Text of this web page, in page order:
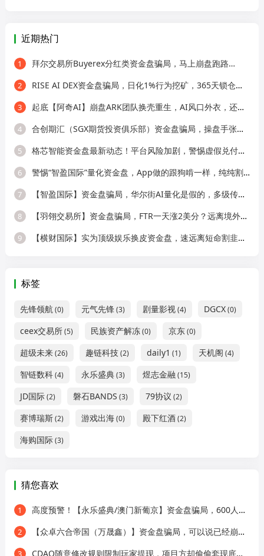
近期热门
1 拜尔交易所Buyerex分红类资金盘骗局，马上崩盘跑路…
2 RISE AI DEX资金盘骗局，日化1%行为挖矿，365天锁仓，纯庞氏骗局
3 起底【阿奇AI】崩盘ARK团队换壳重生，AI风口外衣，还是老牌分销套路！
4 合创期汇（SGX期货投资俱乐部）资金盘骗局，操盘手张奕多次收割山东会员，看
5 格芯智能资金盘最新动态！平台风险加剧，警惕虚假兑付二次诈骗！
6 警惕“智盈国际”量化资金盘，App做的跟狗啃一样，纯纯割韭菜！
7 【智盈国际】资金盘骗局，华尔街AI量化是假的，多级传销圈钱是真的！
8 【羽翎交易所】资金盘骗局，FTR一天涨2美分？远离境外园区杀猪盘！
9 【横财国际】实为顶级娱乐换皮资金盘，速远离短命割韭菜盘！
标签
先锋领航(0) 元气先锋(3) 剧量影视(4) DGCX(0)
ceex交易所(5) 民族资产解冻(0) 京东(0)
超级未来(26) 趣链科技(2) daily1 (1) 天机阁 (4)
智链数科(4) 永乐盛典(3) 煜志金融 (15)
JD国际(2) 磐石BANDS (3) 79协议 (2)
赛博瑞斯(2) 游戏出海(0) 殿下红酒(2)
海购国际(3)
猜您喜欢
1 高度预警！【永乐盛典/澳门新葡京】资金盘骗局，600人团队被杀猪！
2 【众卓六合帝国（万晟鑫）】资金盘骗局，可以说已经崩了，别参与了！！
3 CDAO随意修改规则限制玩家提现，项目方却偷偷套现底池，崩盘倒计时开始！